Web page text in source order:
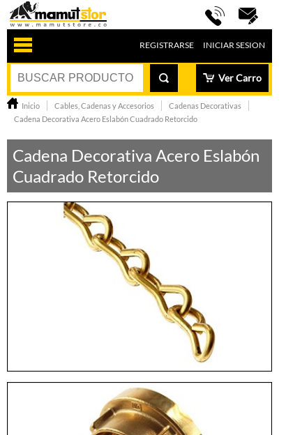
REGISTRARSE INICIAR SESION
Ver Carro
Inicio Cables, Cadenas y Accesorios
Cadenas Decorativas
Cadena Decorativa Acero Eslabón Cuadrado Retorcido
Cadena Decorativa Acero Eslabón
Cuadrado Retorcido